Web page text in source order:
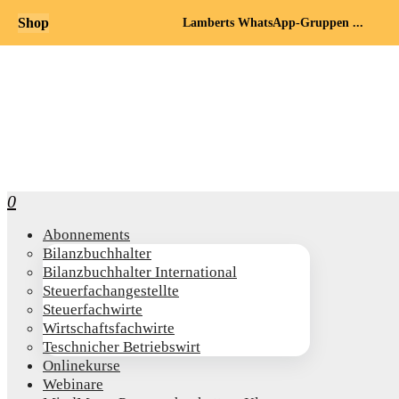
0
Abon­ne­ments
Bilanz­buch­hal­ter
Bilanz­buch­hal­ter International
Steu­er­fach­an­ge­stell­te
Steu­er­fach­wir­te
Wirt­schafts­fach­wir­te
Teschni­cher Betriebswirt
Online­kur­se
Web­i­na­re
Shop Lamberts WhatsApp-Gruppen ...